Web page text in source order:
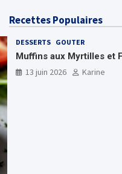
Recettes Populaires
DESSERTS GOUTER
Muffins aux Myrtilles et
13 juin 2026
Karine